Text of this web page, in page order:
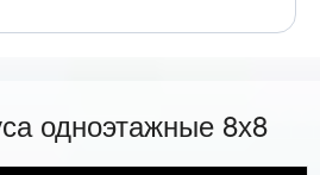
одноэтажные 8х8